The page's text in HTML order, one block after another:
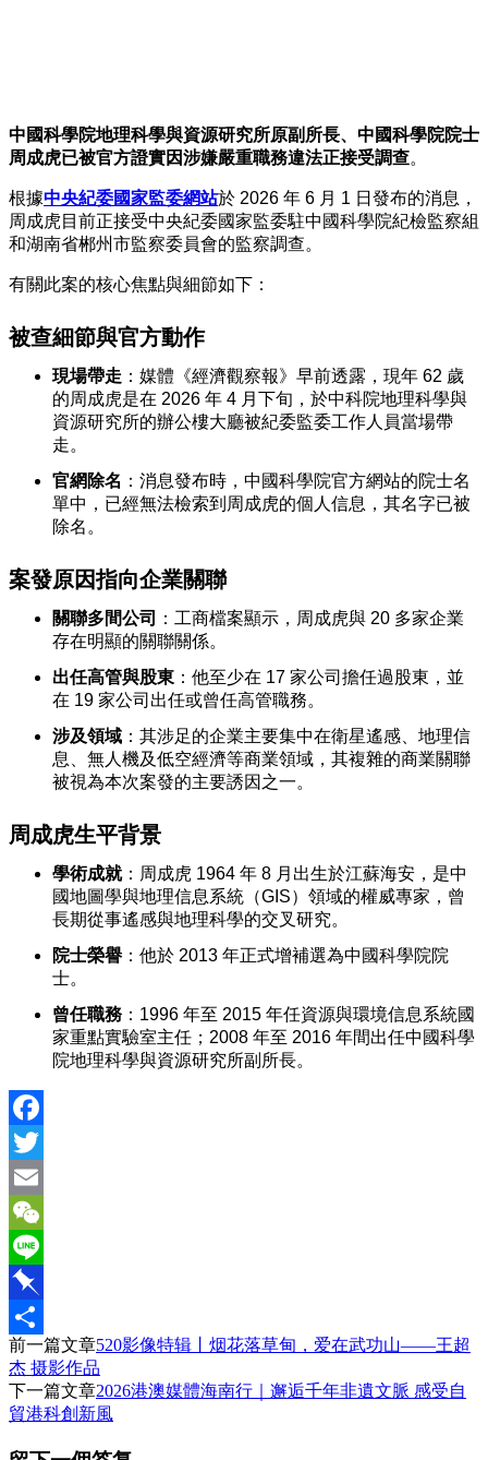
中國科學院地理科學與資源研究所原副所長、中國科學院院士
周成虎已被官方證實因涉嫌嚴重職務違法正接受調查。
根據中央紀委國家監委網站於 2026 年 6 月 1 日發布的消息，
周成虎目前正接受中央紀委國家監委駐中國科學院紀檢監察組
和湖南省郴州市監察委員會的監察調查。
有關此案的核心焦點與細節如下：
被查細節與官方動作
現場帶走 ：媒體《經濟觀察報》早前透露，現年 62 歲
的周成虎是在 2026 年 4 月下旬，於中科院地理科學與
資源研究所的辦公樓大廳被紀委監委工作人員當場帶
走。
官網除名 ：消息發布時， 中國科學院官方網站的院士名
單中，已經無法檢索到周成虎的個人信息，其名字已被
除名。
案發原因指向企業關聯
關聯多間公司
：工商檔案顯示，周成虎與 20 多家企業
存在明顯的關聯關係。
出任高管與股東 ：他至少在 17 家公司擔任過股東，並
在 19 家公司出任或曾任高管職務。
涉及領域 ：其涉足的企業主要集中在衛星遙感、地理信
息、無人機及低空經濟等商業領域，其複雜的商業關聯
被視為本次案發的主要誘因之一。
周成虎生平背景
學術成就：周成虎 1964 年 8 月出生於江蘇海安，是中
國地圖學與地理信息系統（GIS）領域的權威專家，曾
長期從事遙感與地理科學的交叉研究。
院士榮譽：他於 2013 年正式增補選為中國科學院院
士。
曾任職務 ：1996 年至 2015 年任資源與環境信息系統國
家重點實驗室主任；2008 年至 2016 年間出任中國科學
院地理科學與資源研究所副所長。
Facebook
Twitter
Email
WeChat
Line
Pinboard
分
享
前一篇文章520影像特辑丨烟花落草甸，爱在武功山——王超
杰 摄影作品
下一篇文章2026港澳媒體海南行｜邂逅千年非遺文脈 感受自
貿港科創新風